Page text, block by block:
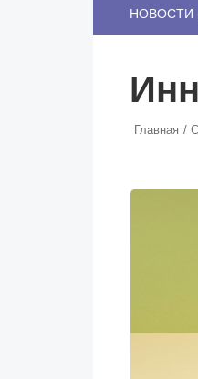
Принято считать, что еда —
маркетинг десятилетиями
мы это произведём», не
Если у нас есть беспривязь, все
Принято считать, что еда —
маркетинг десятилетиями
НОВОСТИ
Главная